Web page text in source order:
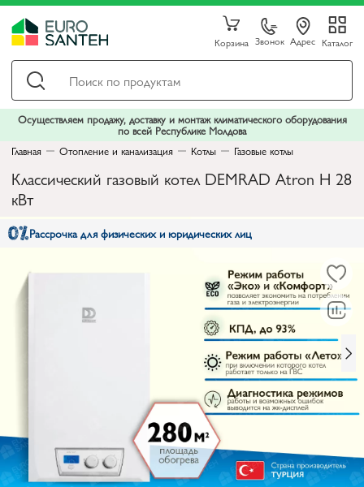
Корзина Звонок Адрес Каталог
Осуществляем продажу, доставку и монтаж климатического оборудования
по всей Республике Молдова
Главная
Отопление и канализация Котлы Газовые котлы
Классический газовый котел DEMRAD Atron H 28
кВт
Рассрочка для физических и юридических лиц